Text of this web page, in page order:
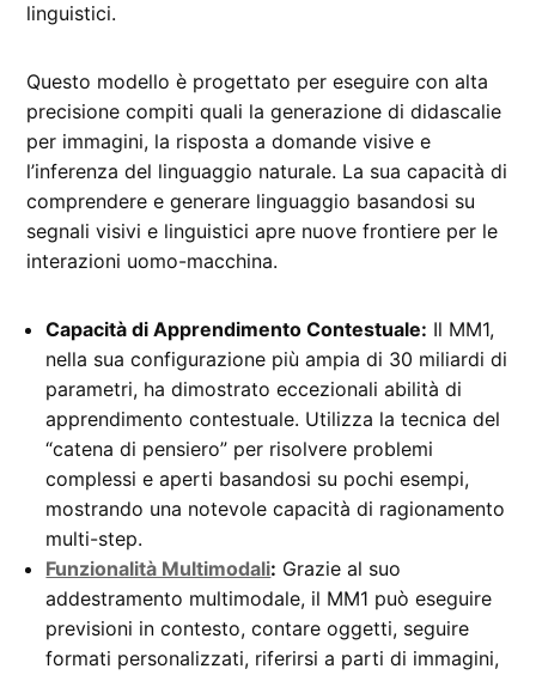
linguistici.
Questo modello è progettato per eseguire con alta
precisione compiti quali la generazione di didascalie
per immagini, la risposta a domande visive e
l’inferenza del linguaggio naturale. La sua capacità di
comprendere e generare linguaggio basandosi su
segnali visivi e linguistici apre nuove frontiere per le
interazioni uomo-macchina.
Capacità di Apprendimento Contestuale: Il MM1,
nella sua configurazione più ampia di 30 miliardi di
parametri, ha dimostrato eccezionali abilità di
apprendimento contestuale. Utilizza la tecnica del
“catena di pensiero” per risolvere problemi
complessi e aperti basandosi su pochi esempi,
mostrando una notevole capacità di ragionamento
multi-step.
Funzionalità Multimodali: Grazie al suo
addestramento multimodale, il MM1 può eseguire
previsioni in contesto, contare oggetti, seguire
formati personalizzati, riferirsi a parti di immagini,